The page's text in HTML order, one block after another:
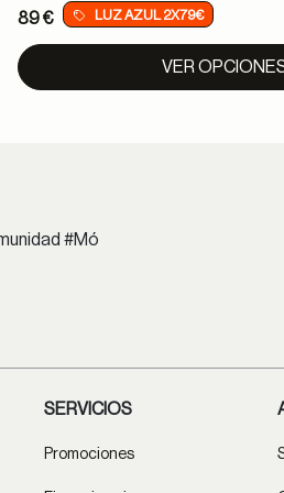
89 € LUZ AZUL 2X79€
VER
#Mó
SERVICIOS
Promociones